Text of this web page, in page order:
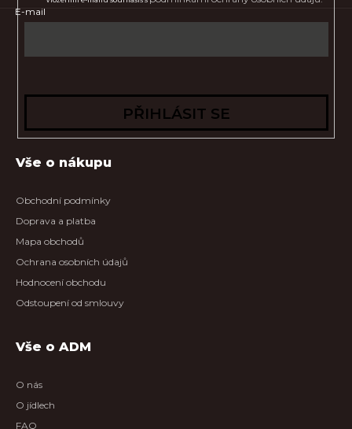
E-mail
PŘIHLÁSIT SE
Vše o nákupu
Obchodní podmínky
Doprava a platba
Mapa obchodů
Ochrana osobních údajů
Hodnocení obchodu
Odstoupení od smlouvy
Vše o ADM
O nás
O jídlech
FAQ